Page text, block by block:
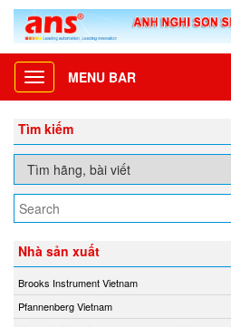
Toggle
navigation
MENU BAR
Tìm kiếm
Nhà sản xuất
Brooks Instrument Vietnam
Pfannenberg Vietnam